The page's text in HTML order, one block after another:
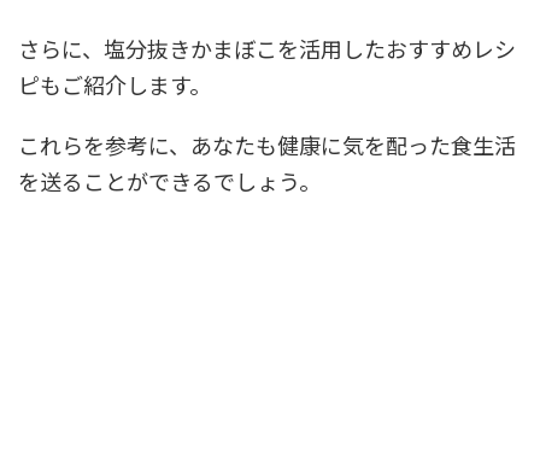
さらに、塩分抜きかまぼこを活用したおすすめレシ
ピもご紹介します。
これらを参考に、あなたも健康に気を配った食生活
を送ることができるでしょう。